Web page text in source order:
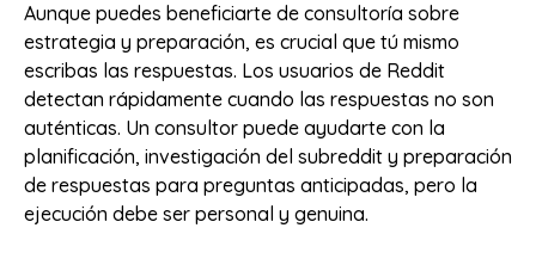
Aunque puedes beneficiarte de consultoría sobre
estrategia y preparación, es crucial que tú mismo
escribas las respuestas. Los usuarios de Reddit
detectan rápidamente cuando las respuestas no son
auténticas. Un consultor puede ayudarte con la
planificación, investigación del subreddit y preparación
de respuestas para preguntas anticipadas, pero la
ejecución debe ser personal y genuina.